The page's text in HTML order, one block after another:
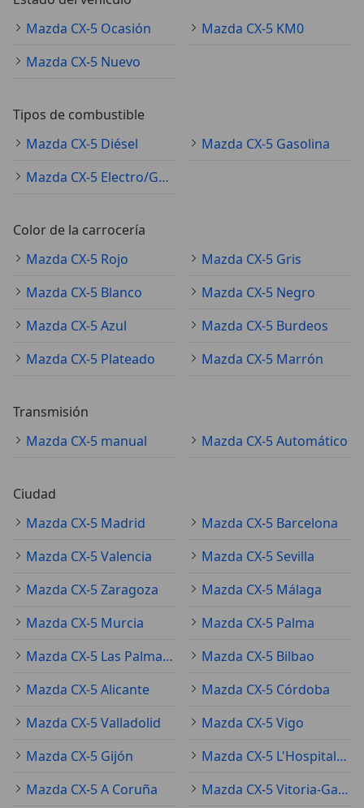
Mazda CX-5 Ocasión
Mazda CX-5 KM0
Mazda CX-5 Nuevo
Tipos de combustible
Mazda CX-5 Diésel
Mazda CX-5 Gasolina
Mazda CX-5 Electro/Gasolina
Color de la carrocería
Mazda CX-5 Rojo
Mazda CX-5 Gris
Mazda CX-5 Blanco
Mazda CX-5 Negro
Mazda CX-5 Azul
Mazda CX-5 Burdeos
Mazda CX-5 Plateado
Mazda CX-5 Marrón
Transmisión
Mazda CX-5 manual
Mazda CX-5 Automático
Ciudad
Mazda CX-5 Madrid
Mazda CX-5 Barcelona
Mazda CX-5 Valencia
Mazda CX-5 Sevilla
Mazda CX-5 Zaragoza
Mazda CX-5 Málaga
Mazda CX-5 Murcia
Mazda CX-5 Palma
Mazda CX-5 Las Palmas de Gran Canaria
Mazda CX-5 Bilbao
Mazda CX-5 Alicante
Mazda CX-5 Córdoba
Mazda CX-5 Valladolid
Mazda CX-5 Vigo
Mazda CX-5 Gijón
Mazda CX-5 L'Hospitalet de Llobregat
Mazda CX-5 A Coruña
Mazda CX-5 Vitoria-Gasteiz